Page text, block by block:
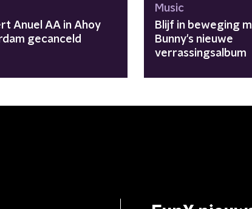
Anuel AA in Ahoy
gecanceld
Music
Blijf in beweging
Bunny's nieuwe
verrassingsalbum